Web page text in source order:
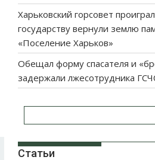
Харьковский горсовет
государству вернули землю
«Поселение Харьков»
Обещал форму спасателя и
задержали лжесотрудника
Статьи